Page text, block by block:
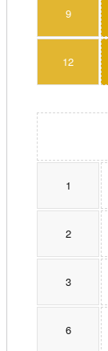
9
12
1
2
3
6